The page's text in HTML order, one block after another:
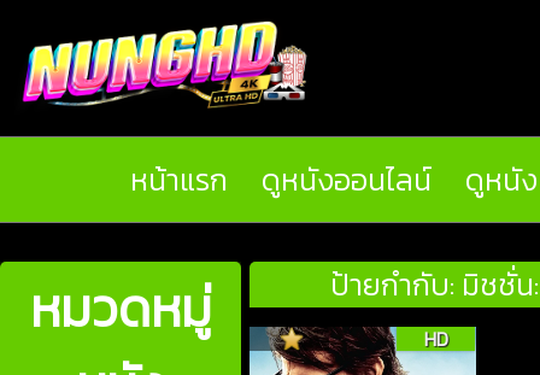
หน้าแรก ดูหนังออนไลน์ ดูหนั
หมวดหมู่
ป้ายกำกับ: มิชชั่
HD